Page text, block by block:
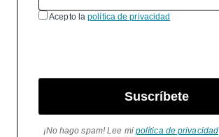
Acepto lapolítica de privacidad
Suscríbete
¡No hago spam! Lee mi política de privacidad